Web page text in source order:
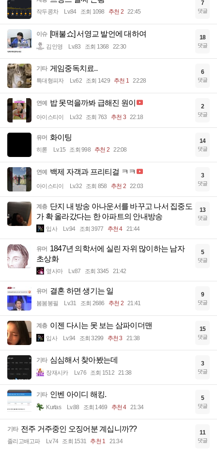
작두콩차 Lv.84 조회 1098 추천 2 22:45
7
댓글
이슈 [매불쇼] 서영교 발언에 대하여
김인영 Lv.83 조회 1368 22:30
18
댓글
기타 게임중독치료..
특대형피자 Lv.62 조회 1429 추천 1 22:28
6
댓글
연예 밥 못먹을까봐 급해진 원이
아이스티이 Lv.32 조회 763 추천 3 22:18
2
댓글
유머 화이팅
히롣 Lv.15 조회 998 추천 2 22:08
14
댓글
연예 백제 자객과 프리티걸 ㅋㅋ
아이스티이 Lv.32 조회 858 추천 2 22:03
3
댓글
계층 단지 내 방송 아나운서를 바꾸고 나서 집중도
가 확 올라갔다는 한 아파트의 안내방송
입사 Lv.94 조회 3977 추천 4 21:44
13
댓글
유머 1847년 의학서에 실린 자위 많이하는 남자
초상화
옆사마 Lv.87 조회 3345 21:42
5
댓글
유머 결혼 하면 생기는 일
봄봄봉필 Lv.31 조회 2686 추천 2 21:41
9
댓글
계층 이젠 다시는 못 보는 삼파이더맨
입사 Lv.94 조회 3299 추천 3 21:38
15
댓글
기타 심심해서 찾아봤는데
장재시카 Lv.76 조회 1512 21:38
3
댓글
기타 인벤 아이디 해킹.
Kurtas Lv.88 조회 1469 추천 4 21:34
5
댓글
기타 전주 거주중인 오징어분 계십니까??
졸리고배고파 Lv.74 조회 1531 추천 1 21:34
11
댓글